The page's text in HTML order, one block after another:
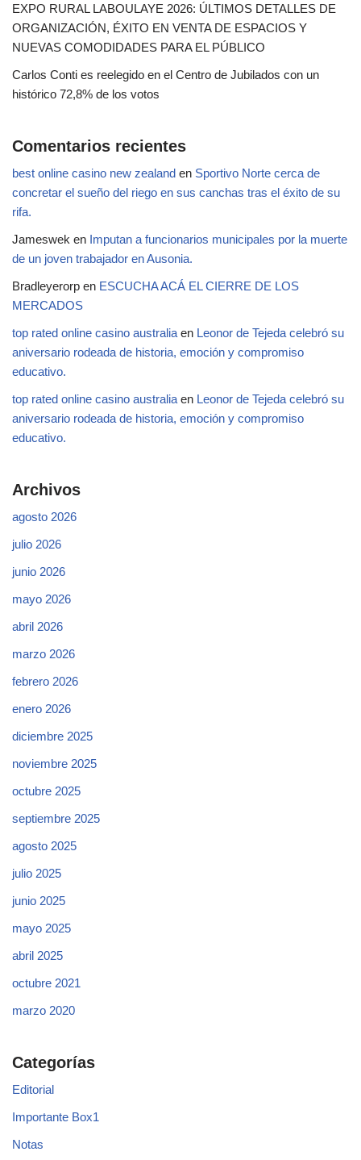
EXPO RURAL LABOULAYE 2026: ÚLTIMOS DETALLES DE
ORGANIZACIÓN, ÉXITO EN VENTA DE ESPACIOS Y
NUEVAS COMODIDADES PARA EL PÚBLICO
Carlos Conti es reelegido en el Centro de Jubilados con un
histórico 72,8% de los votos
Comentarios recientes
best online casino new zealand en Sportivo Norte cerca de
concretar el sueño del riego en sus canchas tras el éxito de su
rifa.
Jameswek en Imputan a funcionarios municipales por la muerte
de un joven trabajador en Ausonia.
Bradleyerorp en ESCUCHA ACÁ EL CIERRE DE LOS
MERCADOS
top rated online casino australia en Leonor de Tejeda celebró su
aniversario rodeada de historia, emoción y compromiso
educativo.
top rated online casino australia en Leonor de Tejeda celebró su
aniversario rodeada de historia, emoción y compromiso
educativo.
Archivos
agosto 2026
julio 2026
junio 2026
mayo 2026
abril 2026
marzo 2026
febrero 2026
enero 2026
diciembre 2025
noviembre 2025
octubre 2025
septiembre 2025
agosto 2025
julio 2025
junio 2025
mayo 2025
abril 2025
octubre 2021
marzo 2020
Categorías
Editorial
Importante Box1
Notas